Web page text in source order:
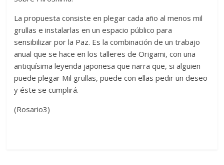
La propuesta consiste en plegar cada año al menos mil
grullas e instalarlas en un espacio público para
sensibilizar por la Paz. Es la combinación de un trabajo
anual que se hace en los talleres de Origami, con una
antiquísima leyenda japonesa que narra que, si alguien
puede plegar Mil grullas, puede con ellas pedir un deseo
y éste se cumplirá.
(Rosario3)